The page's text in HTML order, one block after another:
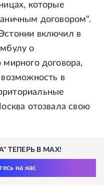
которые
договором".
включил в
о
мирного договора,
в
отозвала свою
ТЕПЕРЬ В MAX!
на нас